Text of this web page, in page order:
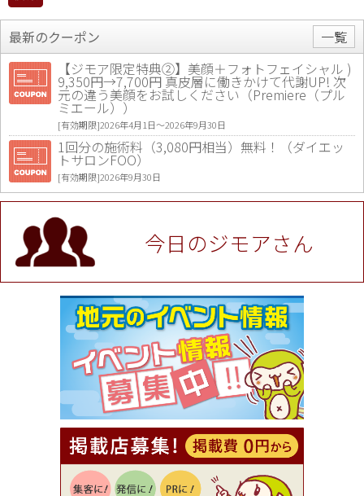
最新のクーポン
一覧
【ジモア限定特典②】美顔＋フォトフェイシャル )
9,350円→7,700円 真皮層に働きかけて代謝UP! 次
元の違う美顔をお試しください（Premiere（プル
ミエール））
[有効期限]2026年4月1日〜2026年9月30日
1回分の施術料（3,080円相当）無料！（ダイエッ
トサロンFOO）
[有効期限]2026年9月30日
値段提示後「ジモア見た」で更に買い取り金額 U
P！※チケットと新品商品は除く（大黒屋 高田馬場
駅前店）
[有効期限]2026年9月30日
★ジモア限定特典★ お会計より全品5％OFF（ナチ
ュラル＆ハンドメイドショップ［マキマキ］）
[有効期限]2026年9月30日まで
【ジモア限定①】初回割引 特価 VIO脱毛11,000円
⇒8,800円（メンズ専門ワックス脱毛サロン Mickle
（ミックル））
[有効期限]2026年9月30日
【ジモア読者特典2】コース 3,500円→3,000円（料
理5品+2時間飲み放題）（創作イタリアン Pia Cu
ore（ピアクオーレ））
[有効期限]2026年9月30日
【ジモア読者特典1】料理全品20％OFF ※18時以
降（創作イタリアン Pia Cuore（ピアクオーレ））
[有効期限]2026年9月30日
今日のジモアさん